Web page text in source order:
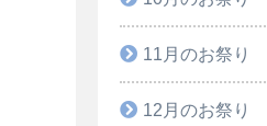
11月のお祭り
12月のお祭り